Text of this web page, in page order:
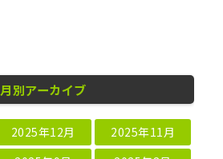
月別アーカイブ
2025年12月
2025年11月